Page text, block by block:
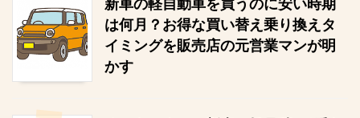
新車の軽自動車を買うのに安い時期
は何月？お得な買い替え乗り換えタ
イミングを販売店の元営業マンが明
かす